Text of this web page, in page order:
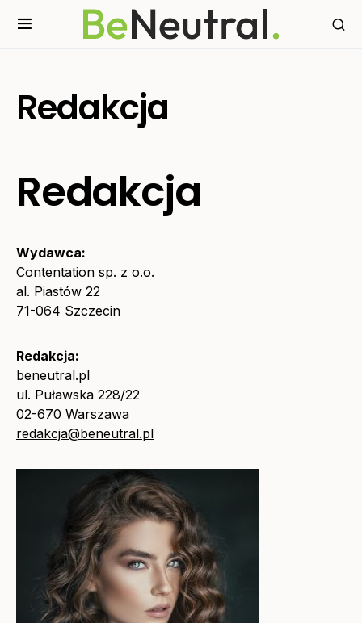
Redakcja
Redakcja
Wydawca:
Contentation sp. z o.o.
al. Piastów 22
71-064 Szczecin
Redakcja:
beneutral.pl
ul. Puławska 228/22
02-670 Warszawa
redakcja@beneutral.pl